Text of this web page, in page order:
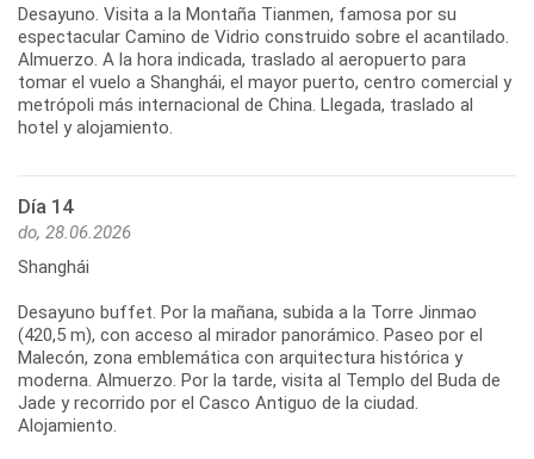
Desayuno. Visita a la Montaña Tianmen, famosa por su
espectacular Camino de Vidrio construido sobre el acantilado.
Almuerzo. A la hora indicada, traslado al aeropuerto para
tomar el vuelo a Shanghái, el mayor puerto, centro comercial y
metrópoli más internacional de China. Llegada, traslado al
Día 14
do, 28.06.2026
Shanghái
Desayuno buffet. Por la mañana, subida a la Torre Jinmao
(420,5 m), con acceso al mirador panorámico. Paseo por el
Malecón, zona emblemática con arquitectura histórica y
moderna. Almuerzo. Por la tarde, visita al Templo del Buda de
Jade y recorrido por el Casco Antiguo de la ciudad.